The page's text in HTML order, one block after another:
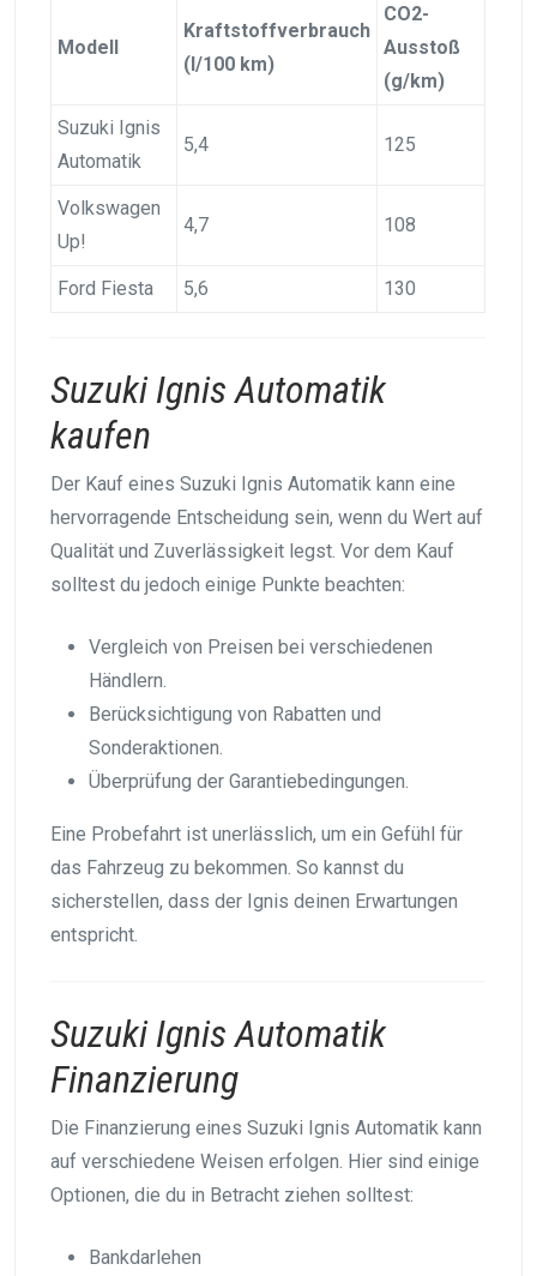
Modell
Kraftstoffverbrauch
(l/100 km)
CO2-
Ausstoß
(g/km)
Suzuki Ignis
Automatik
5,4 125
Volkswagen
Up!
4,7 108
Ford Fiesta 5,6 130
Suzuki Ignis Automatik
kaufen
Der Kauf eines Suzuki Ignis Automatik kann eine
hervorragende Entscheidung sein, wenn du Wert auf
Qualität und Zuverlässigkeit legst. Vor dem Kauf
solltest du jedoch einige Punkte beachten:
Vergleich von Preisen bei verschiedenen
Händlern.
Berücksichtigung von Rabatten und
Sonderaktionen.
Überprüfung der Garantiebedingungen.
Eine Probefahrt ist unerlässlich, um ein Gefühl für
das Fahrzeug zu bekommen. So kannst du
sicherstellen, dass der Ignis deinen Erwartungen
entspricht.
Suzuki Ignis Automatik
Finanzierung
Die Finanzierung eines Suzuki Ignis Automatik kann
auf verschiedene Weisen erfolgen. Hier sind einige
Optionen, die du in Betracht ziehen solltest:
Bankdarlehen